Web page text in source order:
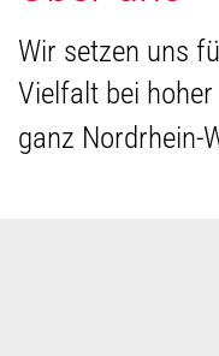
Wir setzen uns
Vielfalt bei
ganz Nordrhein-